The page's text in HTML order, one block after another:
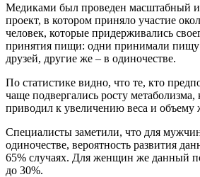
Медиками был проведен масштабный
проект, в котором приняло участие
человек, которые придерживались
принятия пищи: одни принимали пищу
друзей, другие же – в одиночестве.
По статистике видно, что те, кто
чаще подвергались росту
приводил к увеличению веса и
Специалисты заметили, что для
одиночестве, вероятность развития
65% случаях. Для женщин же данный
до 30%.